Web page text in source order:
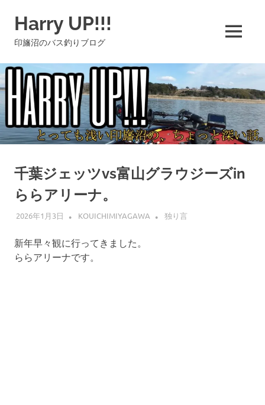
ツ
へ
ス
キ
ッ
プ
Harry UP!!!
印旛沼のバス釣りブログ MENU
千葉ジェッツvs富山グラウジーズin
ららアリーナ。
2026年1月3日 KOUICHIMIYAGAWA 独り言
新年早々観に行ってきました。
ららアリーナです。